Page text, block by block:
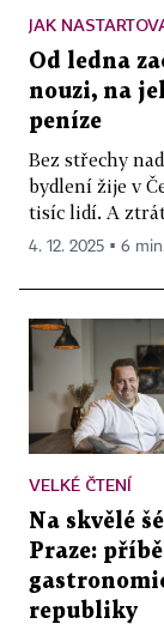
JAK
Od ledna
nouzi, na
peníze
Bez střechy
bydlení žije v
tisíc lidí. A
4. 12. 2025 ▪ 6
VELKÉ ČTENÍ
Na skvělé
Praze:
republiky